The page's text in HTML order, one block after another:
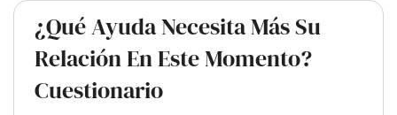
¿Qué Ayuda Necesita Más Su
Relación En Este Momento?
Cuestionario